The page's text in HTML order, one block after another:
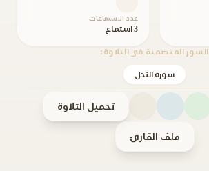
عدد الاستماعات
3 استماع
السور المتضمنة في التلاوة:
سورة النحل
تحميل التلاوة
ملف القارئ